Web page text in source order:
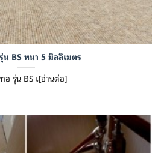
BS หนา 5 มิลลิเมตร
อ รุ่น BS เ[อ่านต่อ]